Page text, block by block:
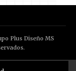
Plus Diseño MS